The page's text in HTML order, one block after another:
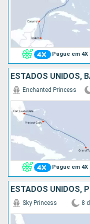
Pague em 4X
Pague em 4X
Enchanted Princess
Sky Princess 8 d